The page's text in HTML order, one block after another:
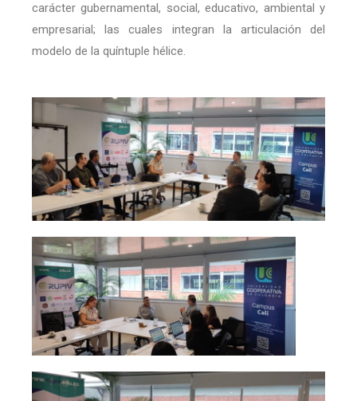
carácter gubernamental, social, educativo, ambiental y
empresarial; las cuales integran la articulación del
modelo de la quíntuple hélice.